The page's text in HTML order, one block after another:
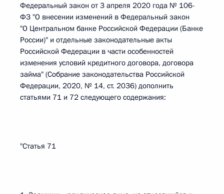
Федеральный закон от 3 апреля 2020 года № 106-
ФЗ "О внесении изменений в Федеральный закон
"О Центральном банке Российской Федерации (Банке
России)" и отдельные законодательные акты
Российской Федерации в части особенностей
изменения условий кредитного договора, договора
займа" (Собрание законодательства Российской
Федерации, 2020, № 14, ст. 2036) дополнить
статьями 71 и 72 следующего содержания:
"Статья 71